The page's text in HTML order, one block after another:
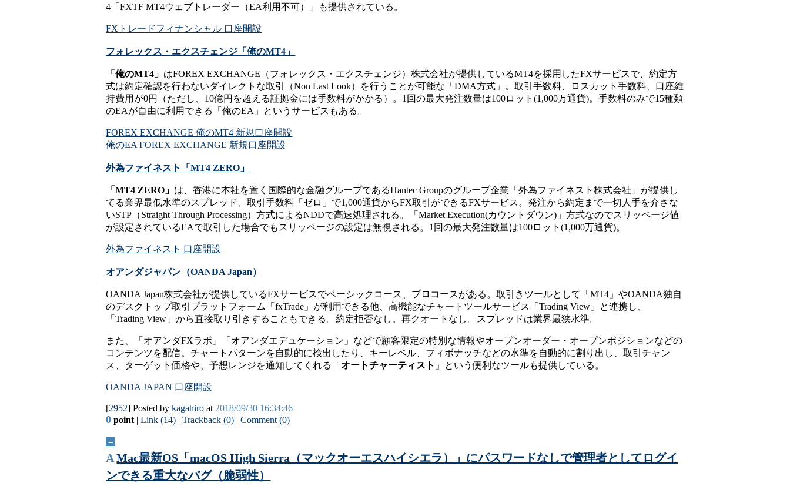
4「FXTF MT4ウェブトレーダー（EA利用不可）」も提供されている。
FXトレードフィナンシャル 口座開設
フォレックス・エクスチェンジ「俺のMT4」
「俺のMT4」 はFOREX EXCHANGE（フォレックス・エクスチェンジ）株式会社が提供しているMT4を採用したFXサービスで、約定方
式は約定確認を行わないダイレクトな取引（Non Last Look）を行うことが可能な「DMA方式」。取引手数料、ロスカット手数料、口座維
持費用が0円（ただし、10億円を超える証拠金には手数料がかかる）。1回の最大発注数量は100ロット(1,000万通貨)。手数料のみで15種類
のEAが自由に利用できる「俺のEA」というサービスもある。
FOREX EXCHANGE 俺のMT4 新規口座開設
俺のEA FOREX EXCHANGE 新規口座開設
外為ファイネスト「MT4 ZERO」
「MT4 ZERO」 は、香港に本社を置く国際的な金融グループであるHantec Groupのグループ企業「外為ファイネスト株式会社」が提供し
てる業界最低水準のスプレッド、取引手数料「ゼロ」で1,000通貨からFX取引ができるFXサービス。発注から約定まで一切人手を介さな
いSTP（Straight Through Processing）方式によるNDDで高速処理される。「Market Execution(カウントダウン)」方式なのでスリッページ値
が設定されているEAで取引した場合でもスリッページの設定は無視される。1回の最大発注数量は100ロット(1,000万通貨)。
外為ファイネスト 口座開設
オアンダジャパン（OANDA Japan）
OANDA Japan株式会社が提供しているFXサービスでベーシックコース、プロコースがある。取引きツールとして「MT4」やOANDA独自
のデスクトップ取引プラットフォーム「fxTrade」が利用できる他、高機能なチャートツールサービス「Trading View」と連携し、
「Trading View」から直接取り引きすることもできる。約定拒否なし。再クオートなし。スプレッドは業界最狭水準。
また、「オアンダFXラボ」「オアンダエデュケーション」などで顧客限定の特別な情報やオープンオーダー・オープンポジションなどの
コンテンツを配信。チャートパターンを自動的に検出したり、キーレベル、フィボナッチなどの水準を自動的に割り出し、取引チャン
ス、ターゲット価格や、予想レンジを通知してくれる「オートチャーティスト 」という便利なツールも提供している。
OANDA JAPAN 口座開設
[2952] Posted bykagahiro at 2018/09/30 16:34:46
0 point |Link (14) |Trackback (0) |Comment (0)
－
A Mac最新OS「macOS High Sierra（マックオーエスハイシエラ）」にパスワードなしで管理者としてログイ
ンできる重大なバグ（脆弱性）